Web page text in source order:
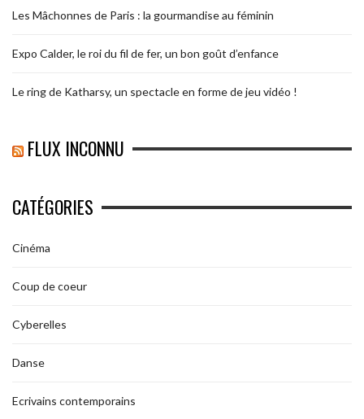
Les Mâchonnes de Paris : la gourmandise au féminin
Expo Calder, le roi du fil de fer, un bon goût d’enfance
Le ring de Katharsy, un spectacle en forme de jeu vidéo !
FLUX INCONNU
CATÉGORIES
Cinéma
Coup de coeur
Cyberelles
Danse
Ecrivains contemporains